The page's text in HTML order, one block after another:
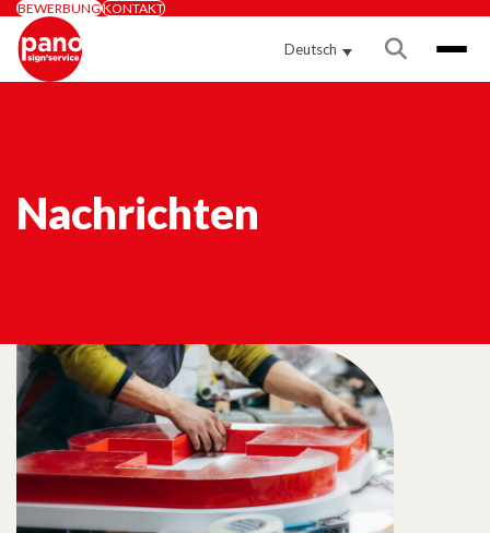
BEWERBUNGKONTAKT
Deutsch
Nachrichten
Cookie-Einstellungen